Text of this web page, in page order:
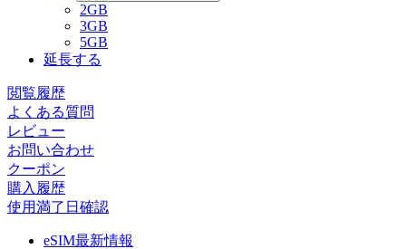
2GB
3GB
5GB
延長する
閲覧履歴
よくある質問
レビュー
お問い合わせ
クーポン
購入履歴
使用満了日確認
eSIM最新情報